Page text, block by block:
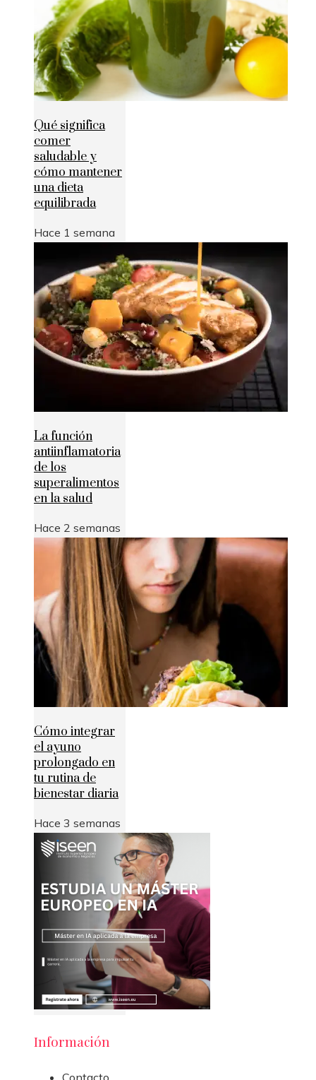
Qué significa
comer
saludable y
cómo mantener
una dieta
equilibrada
Hace 1 semana
La función
antiinflamatoria
de los
superalimentos
en la salud
Hace 2 semanas
Cómo integrar
el ayuno
prolongado en
tu rutina de
bienestar diaria
Hace 3 semanas
Información